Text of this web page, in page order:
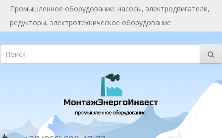
Промышленное оборудование: насосы, электродвигатели,
редукторы, электротехническое оборудование